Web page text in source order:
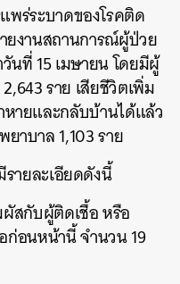
ร่ระบาดของโรคติด
ยงานสถานการณ์ผู้ป่วย
นที่ 15 เมษายน โดยมีผู้
ราย เสียชีวิตเพิ่ม
หายและกลับบ้านได้แล้ว
ยาบาล 1,103 ราย
ายละเอียดดังนี้
สกับผู้ติดเชื้อ หรือ
อนหน้านี้ จำนวน 19